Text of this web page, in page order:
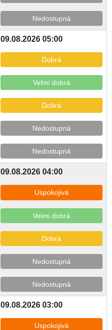
Nedostupná
09.08.2026 05:00
Dobrá
Velmi dobrá
Dobrá
Nedostupná
Nedostupná
09.08.2026 04:00
Uspokojivá
Velmi dobrá
Dobrá
Nedostupná
Nedostupná
09.08.2026 03:00
Uspokojivá